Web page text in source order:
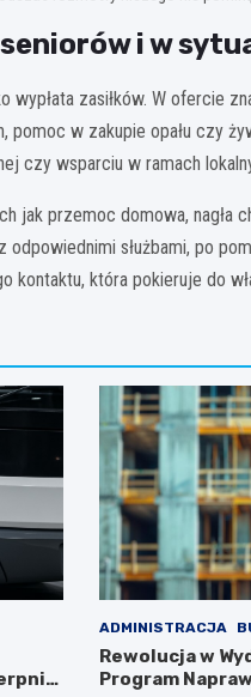
i w
wypłata zasiłków. W ofercie
pomoc w zakupie opału czy
czy wsparciu w ramach
jak przemoc domowa,
służbami, po
kontaktu, która pokieruje do
ADMINISTRACJA
Rewolucja w
Program